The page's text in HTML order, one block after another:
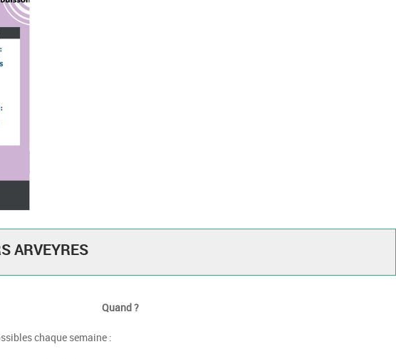
ARVEYRES
Quand ?
chaque semaine :